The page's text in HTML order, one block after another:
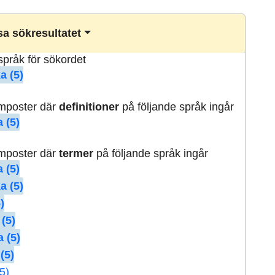
sökresultatet
för sökordet
(5)
därdefinitioner på följande språk ingår
(5)
därtermer på följande språk ingår
(5)
(5)
(5)